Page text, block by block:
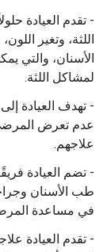
- تقدم العيادة
اللثة، وتغير
الأسنان، والتي
لمشاكل اللثة.
- تهدف العيادة
عدم تعرض
علاجهم.
- تضم العيادة
طب الأسنان
في مساعدة
- تقدم العيادة